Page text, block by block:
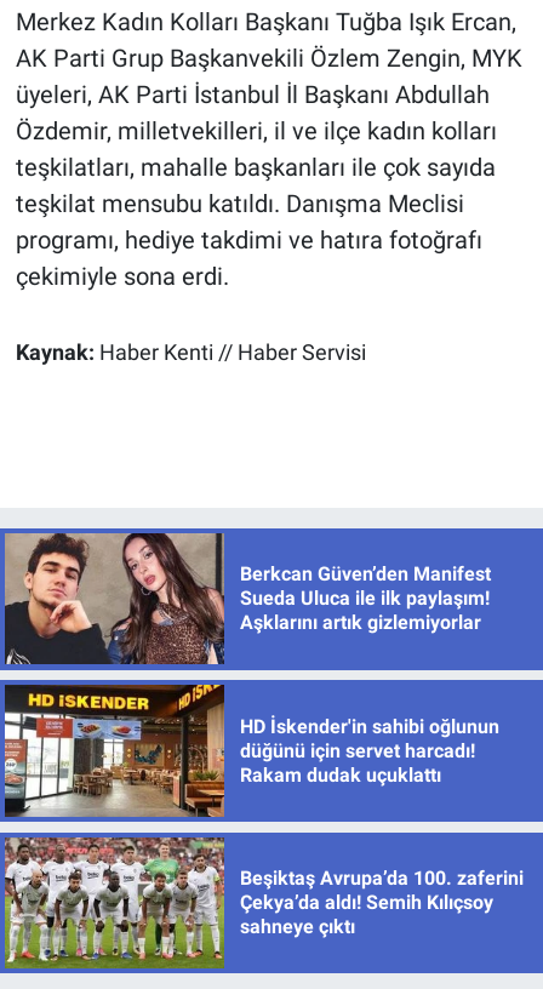
Merkez Kadın Kolları Başkanı Tuğba Işık Ercan,
AK Parti Grup Başkanvekili Özlem Zengin, MYK
üyeleri, AK Parti İstanbul İl Başkanı Abdullah
Özdemir, milletvekilleri, il ve ilçe kadın kolları
teşkilatları, mahalle başkanları ile çok sayıda
teşkilat mensubu katıldı. Danışma Meclisi
programı, hediye takdimi ve hatıra fotoğrafı
çekimiyle sona erdi.
Kaynak: Haber Kenti // Haber Servisi
Berkcan Güven’den Manifest
Sueda Uluca ile ilk paylaşım!
Aşklarını artık gizlemiyorlar
HD İskender'in sahibi oğlunun
düğünü için servet harcadı!
Rakam dudak uçuklattı
Beşiktaş Avrupa’da 100. zaferini
Çekya’da aldı! Semih Kılıçsoy
sahneye çıktı